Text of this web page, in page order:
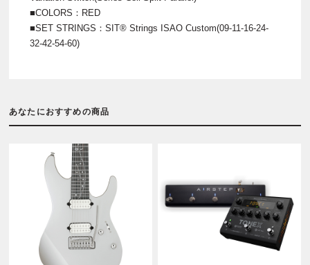
■COLORS：RED
■SET STRINGS：SIT® Strings ISAO Custom(09-11-16-24-
32-42-54-60)
あなたにおすすめの商品